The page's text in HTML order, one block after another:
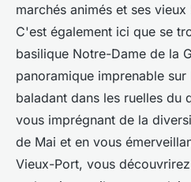
marchés animés et ses
C'est également ici que se
basilique Notre-Dame de la
panoramique imprenable
baladant dans les ruelles du
vous imprégnant de la
de Mai et en vous
Vieux-Port, vous